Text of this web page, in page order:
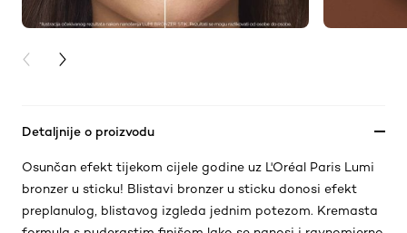
PREVIOUS CARD
NEXT CARD
Detaljnije o proizvodu
Osunčan efekt tijekom cijele godine uz L'Oréal Paris Lumi
bronzer u sticku! Blistavi bronzer u sticku donosi efekt
preplanulog, blistavog izgleda jednim potezom. Kremasta